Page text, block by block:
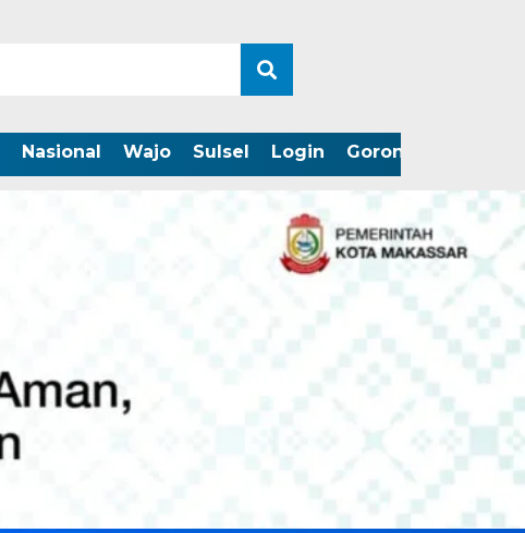
Nasional Wajo Sulsel Login Gorontalo